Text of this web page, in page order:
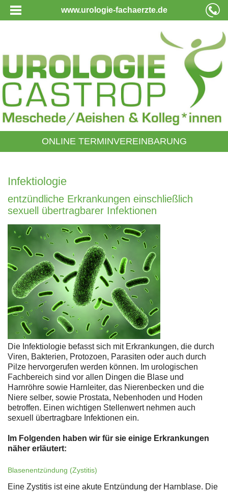
www.urologie-fachaerzte.de
ONLINE TERMINVEREINBARUNG
Infektiologie
entzündliche Erkrankungen einschließlich
sexuell übertragbarer Infektionen
Die Infektiologie befasst sich mit Erkrankungen, die durch
Viren, Bakterien, Protozoen, Parasiten oder auch durch
Pilze hervorgerufen werden können. Im urologischen
Fachbereich sind vor allen Dingen die Blase und
Harnröhre sowie Harnleiter, das Nierenbecken und die
Niere selber, sowie Prostata, Nebenhoden und Hoden
betroffen. Einen wichtigen Stellenwert nehmen auch
sexuell übertragbare Infektionen ein.
Im Folgenden haben wir für sie einige Erkrankungen
näher erläutert:
Blasenentzündung (Zystitis)
Eine Zystitis ist eine akute Entzündung der Harnblase. Die